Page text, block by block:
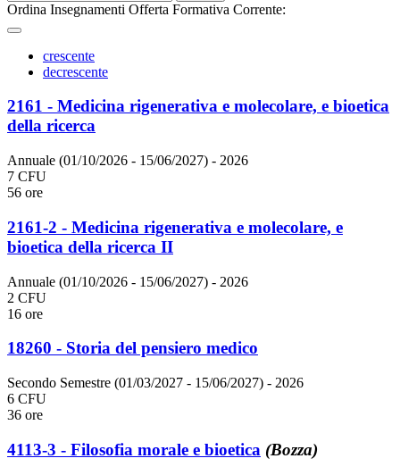
Ordina Insegnamenti Offerta Formativa Corrente:
crescente
decrescente
2161 - Medicina rigenerativa e molecolare, e bioetica
della ricerca
Annuale (01/10/2026 - 15/06/2027) - 2026
7 CFU
56 ore
2161-2 - Medicina rigenerativa e molecolare, e
bioetica della ricerca II
Annuale (01/10/2026 - 15/06/2027) - 2026
2 CFU
16 ore
18260 - Storia del pensiero medico
Secondo Semestre (01/03/2027 - 15/06/2027) - 2026
6 CFU
36 ore
4113-3 - Filosofia morale e bioetica (Bozza)